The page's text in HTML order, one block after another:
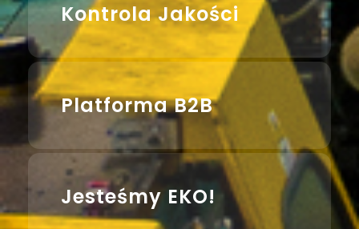
Kontrola Jakości
Platforma B2B
Jesteśmy EKO!